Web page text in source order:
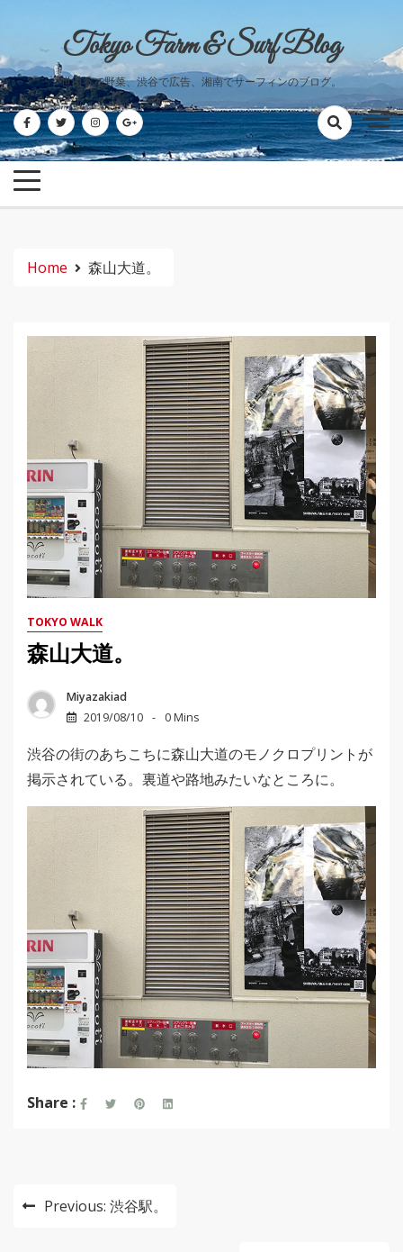
content
Tokyo Farm & Surf Blog
世田谷で野菜、渋谷で広告、湘南でサーフィンのブログ。
Home 森山大道。
TOKYO WALK
森山大道。
Miyazakiad
2019/08/10
0 Mins
渋谷の街のあちこちに森山大道のモノクロプリントが
掲示されている。裏道や路地みたいなところに。
Share :
投 Previous: 渋谷駅。